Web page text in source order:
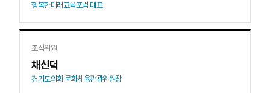
행복한미래교육포럼 대표
조직위원
채신덕
경기도의회 문화체육관광위원장